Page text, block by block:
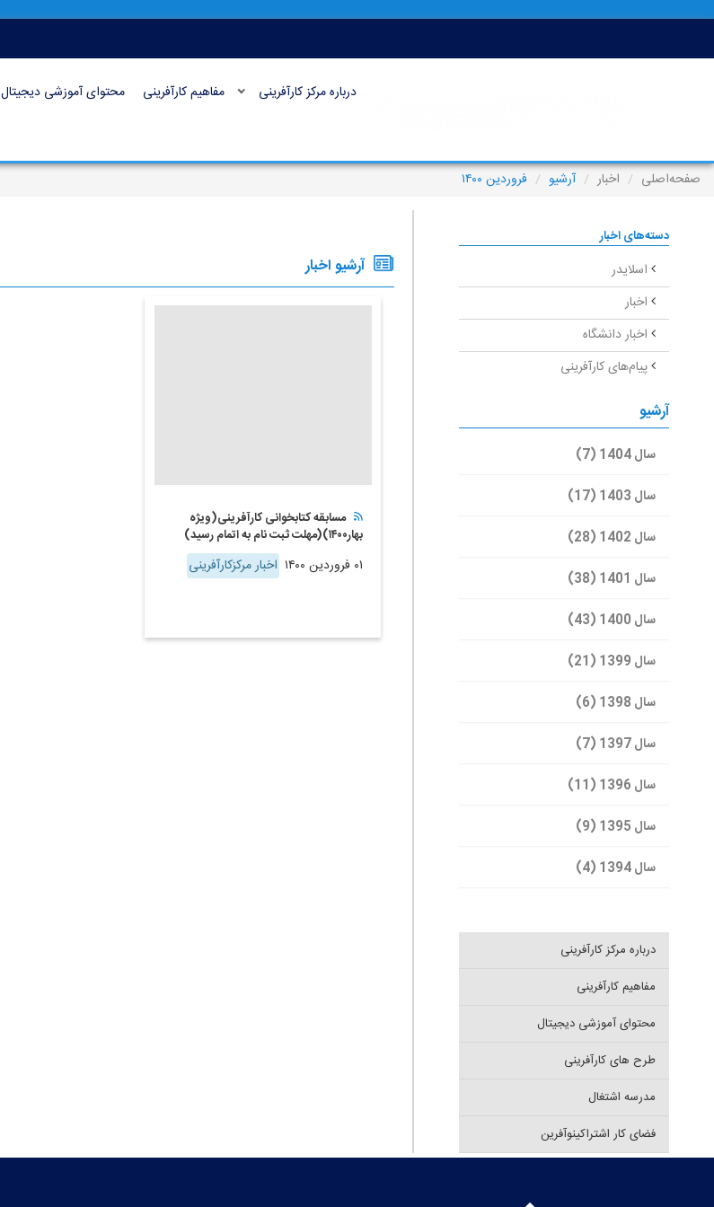
درباره مرکز کارآفرینی مفاهیم کارآفرینی محتوای آموزشی دیجیتال
صفحه‌اصلی اخبار آرشیو فروردین ۱۴۰۰
آرشیو اخبار
مسابقه کتابخوانی کارآفرینی(ویژه
بهار۱۴۰۰)(مهلت ثبت نام به اتمام رسید)
۰۱ فروردین ۱۴۰۰ اخبار مرکزکارآفرینی
دسته‌های اخبار
اسلایدر
اخبار
اخبار دانشگاه
پیام‌های کارآفرینی
آرشیو
سال 1404 (7)
سال 1403 (17)
سال 1402 (28)
سال 1401 (38)
سال 1400 (43)
سال 1399 (21)
سال 1398 (6)
سال 1397 (7)
سال 1396 (11)
سال 1395 (9)
سال 1394 (4)
درباره مرکز کارآفرینی
مفاهیم کارآفرینی
محتوای آموزشی دیجیتال
طرح های کارآفرینی
مدرسه اشتغال
فضای کار اشتراکینوآفرین